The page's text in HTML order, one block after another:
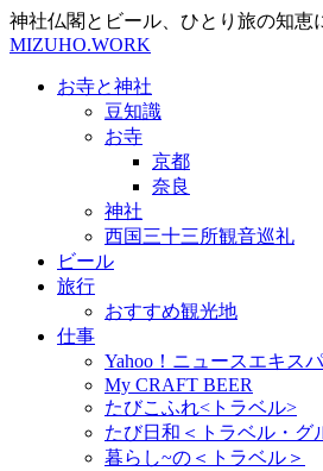
神社仏閣とビール、ひとり旅の知恵
MIZUHO.WORK
お寺と神社
豆知識
お寺
京都
奈良
神社
西国三十三所観音巡礼
ビール
旅行
おすすめ観光地
仕事
Yahoo！ニュースエキス
My CRAFT BEER
たびこふれ<トラベル>
たび日和＜トラベル・グ
暮らし~の＜トラベル＞